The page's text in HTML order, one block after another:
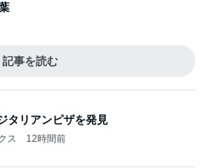
記事を読む
タリアンピザを発見
ス 12時間前